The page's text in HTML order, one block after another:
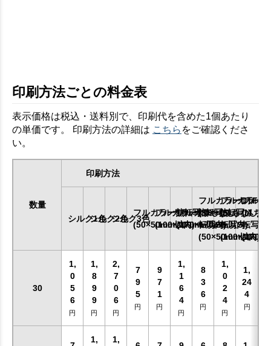
印刷方法ごとの料金表
表示価格は税込・送料別で、印刷代を含めた1個あたり
の単価です。 印刷方法の詳細は こちら をご確認くださ
い。
数量
印刷方法
シルク1色シルク2色シルク3色
フルカラー熱転写SS
(50×50mm以内)
フルカラー熱転写S
(100×100mm以内)
フルカラー熱転写M
(170×170mm以内)
フルカラーDTF
(ふちなし)
転写SS
(50×50mm以内)
フルカラー
(ふちなし)
転写S
フルカ
(ふち
転写M
30
1,
0
5
6
円
1,
8
9
9
円
2,
7
0
6
円
7
9
5
円
9
7
1
円
1,
1
6
4
円
8
3
6
円
1,
0
2
4
円
1,
24
4
円
1, 1,